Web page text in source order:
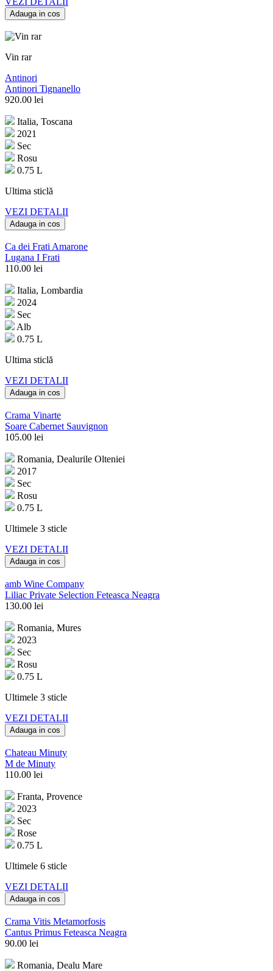
Adauga in cos
Vin rar
Antinori
Antinori Tignanello
920.00 lei
Italia, Toscana
2021
Sec
Rosu
0.75 L
Ultima sticlă
VEZI DETALII
Adauga in cos
Ca dei Frati Amarone
Lugana I Frati
110.00 lei
Italia, Lombardia
2024
Sec
Alb
0.75 L
Ultima sticlă
VEZI DETALII
Adauga in cos
Crama Vinarte
Soare Cabernet Sauvignon
105.00 lei
Romania, Dealurile Olteniei
2017
Sec
Rosu
0.75 L
Ultimele 3 sticle
VEZI DETALII
Adauga in cos
amb Wine Company
Liliac Private Selection Feteasca Neagra
130.00 lei
Romania, Mures
2023
Sec
Rosu
0.75 L
Ultimele 3 sticle
VEZI DETALII
Adauga in cos
Chateau Minuty
M de Minuty
110.00 lei
Franta, Provence
2023
Sec
Rose
0.75 L
Ultimele 6 sticle
VEZI DETALII
Adauga in cos
Crama Vitis Metamorfosis
Cantus Primus Feteasca Neagra
90.00 lei
Romania, Dealu Mare